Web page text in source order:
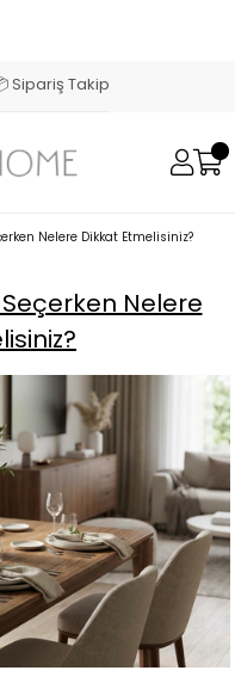
Sipariş Takip
Nelere Dikkat Etmelisiniz?
Seçerken Nelere